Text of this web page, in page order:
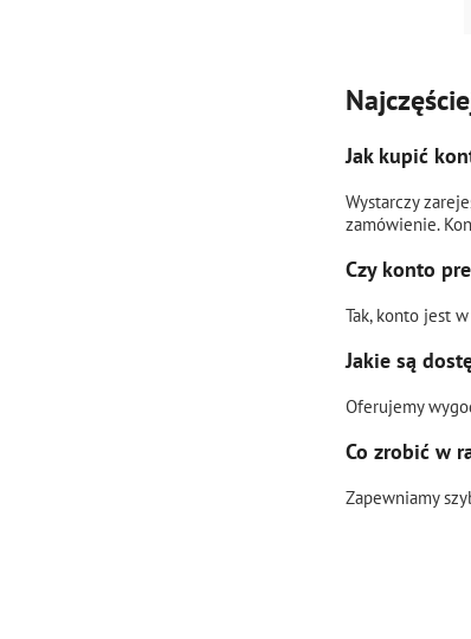
Jak kupić
Wystarczy
zamówienie.
Czy konto
Tak, konto jest
Jakie są
Oferujemy
Co zrobić w
Zapewniamy